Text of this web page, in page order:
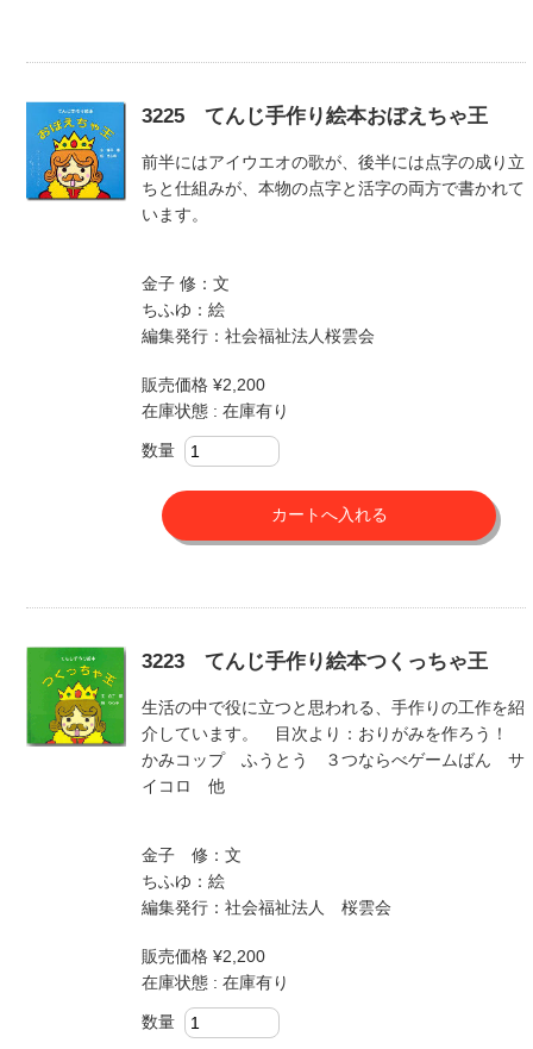
3225 てんじ手作り絵本おぼえちゃ王
前半にはアイウエオの歌が、後半には点字の成り立
ちと仕組みが、本物の点字と活字の両方で書かれて
います。
金子 修：文
ちふゆ：絵
編集発行：社会福祉法人桜雲会
販売価格 ¥2,200
在庫状態 : 在庫有り
数量
3223 てんじ手作り絵本つくっちゃ王
生活の中で役に立つと思われる、手作りの工作を紹
介しています。 目次より：おりがみを作ろう！
かみコップ ふうとう ３つならべゲームばん サ
イコロ 他
金子 修：文
ちふゆ：絵
編集発行：社会福祉法人 桜雲会
販売価格 ¥2,200
在庫状態 : 在庫有り
数量